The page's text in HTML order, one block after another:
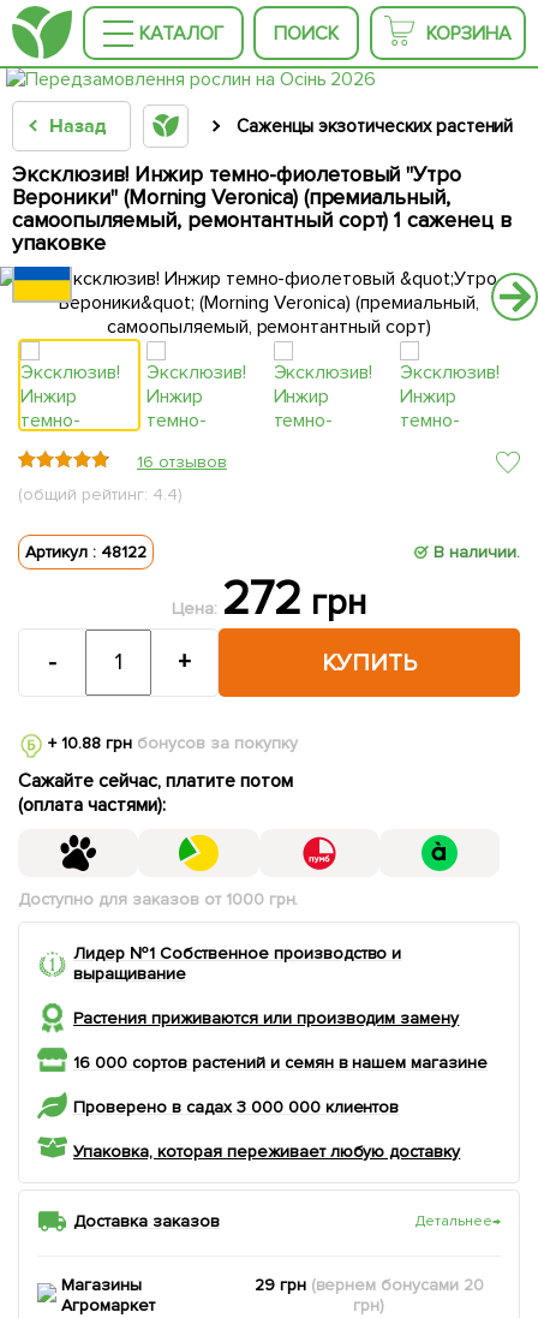
КАТАЛОГ ПОИСК КОРЗИНА
Назад Саженцы экзотических растений
Эксклюзив! Инжир темно-фиолетовый "Утро
Вероники" (Morning Veronica) (премиальный,
самоопыляемый, ремонтантный сорт) 1 саженец в
упаковке
16 отзывов
(общий рейтинг: 4.4)
Артикул : 48122 В наличии.
Цена: 272 грн
КУПИТЬ
- +
+ 10.88 грнбонусов за покупку
Сажайте сейчас, платите потом
(оплата частями):
Доступно для заказов от 1000 грн.
Лидер №1 Собственное производство и
выращивание
Растения приживаются или производим замену
16 000 сортов растений и семян в нашем магазине
Проверено в садах 3 000 000 клиентов
Упаковка, которая переживает любую доставку
Доставка заказов Детальнее→
Магазины
Агромаркет
29 грн (вернем бонусами 20
грн)